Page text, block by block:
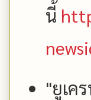
นี้
"ยูเค